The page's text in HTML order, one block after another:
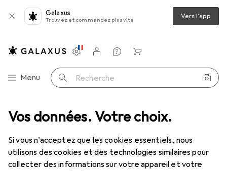
Vos données. Votre choix.
Si vous n’acceptez que les cookies essentiels, nous
utilisons des cookies et des technologies similaires pour
collecter des informations sur votre appareil et votre
Galaxus
Trouvez et commandez plus vite Vers l'app
Navigation par catégorie
Menu Recherche
Paramètres
Compte client
Listes de comparaison
Listes d'envies
Panier
Semelles Albatros ever cushion Custom Fit Komfort Low, yellow
6 images